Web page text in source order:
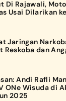
Di Rajawali,
Usai Dilarikan
Jaringan
Reskoba dan
Andi Rafli
ONe Wisuda di
2025